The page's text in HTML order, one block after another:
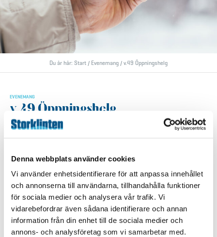
Denna webbplats använder cookies
Vi använder enhetsidentifierare för att anpassa innehållet
och annonserna till användarna, tillhandahålla funktioner
för sociala medier och analysera vår trafik. Vi
vidarebefordrar även sådana identifierare och annan
information från din enhet till de sociala medier och
annons- och analysföretag som vi samarbetar med.
Du är här: Start / Evenemang / v.49 Öppningshelg
EVENEMANG
v.49 Öppningshelg
2026-12-04 till 2026-12-06
Backen
Måndag- Torsdag stängt
Fredag 17.00-20.00
Lördag 10.00-16.00
Söndag 10.00-16.00